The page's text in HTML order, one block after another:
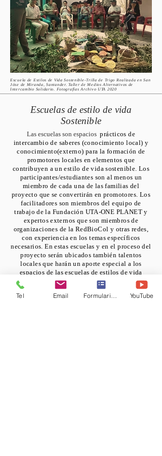
Escuela de Estilos de Vida Sostenible-Trilla de Trigo Realizada en San
Jóse de Miranda, Santander. Taller de Medios Alternativos de
Intercambio Solidario. Fotografías Archivo UTA 2020
Escuelas de estilo de vida
Sostenible
Las escuelas son espacios prácticos de
intercambio de saberes (conocimiento local) y
conocimiento(externo) para la formación de
promotores locales en elementos que
contribuyen a un estilo de vida sostenible. Los
participantes/estudiantes son al menos un
miembro de cada una de las familias del
proyecto que se convertirán en promotores. Los
facilitadores son miembros del equipo de
trabajo de la Fundación UTA-ONE PLANET y
expertos externos que son miembros de
organizaciones de la RedBioCol y otras redes,
con experiencia en los temas específicos
necesarios. En estas escuelas y en el proceso del
proyecto serán ubicados también talentos
locales que harán un aporte especial a los
espacios de las escuelas de estilos de vida
sostenible.
Tel Email YouTube